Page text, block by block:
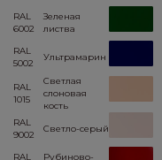
RAL
6002
Зеленая
листва
RAL
5002
Ультрамарин
RAL
1015
Светлая
слоновая
кость
RAL
9002
Светло-серый
RAL
Рубиново-